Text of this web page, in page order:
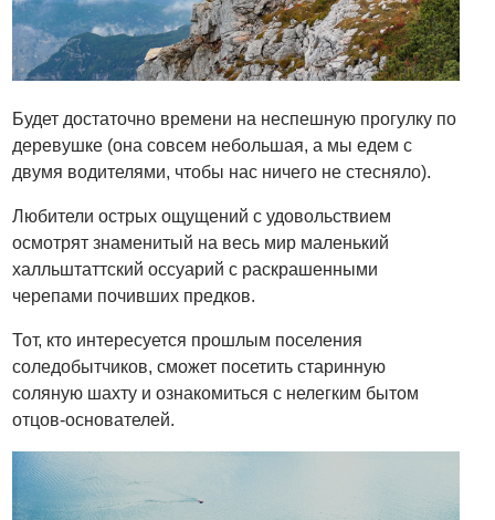
Будет достаточно времени на неспешную прогулку по
деревушке (она совсем небольшая, а мы едем с
двумя водителями, чтобы нас ничего не стесняло).
Любители острых ощущений с удовольствием
осмотрят знаменитый на весь мир маленький
халльштаттский оссуарий с раскрашенными
черепами почивших предков.
Тот, кто интересуется прошлым поселения
соледобытчиков, сможет посетить старинную
соляную шахту и ознакомиться с нелегким бытом
отцов-основателей.